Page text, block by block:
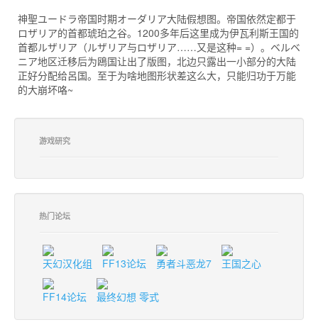
神聖ユードラ帝国时期オーダリア大陆假想图。帝国依然定都于
ロザリア的首都琥珀之谷。1200多年后这里成为伊瓦利斯王国的
首都ルザリア（ルザリア与ロザリア……又是这种= =）。ベルベ
ニア地区迁移后为鴎国让出了版图，北边只露出一小部分的大陆
正好分配给呂国。至于为啥地图形状差这么大，只能归功于万能
的大崩坏咯~
游戏研究
热门论坛
天幻汉化组 FF13论坛 勇者斗恶龙7 王国之心
FF14论坛 最终幻想 零式